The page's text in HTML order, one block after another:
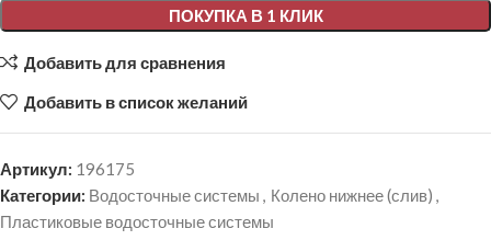
ПОКУПКА В 1 КЛИК
Добавить для сравнения
Добавить в список желаний
Артикул: 196175
Категории: Водосточные системы , Колено нижнее (слив) ,
Пластиковые водосточные системы